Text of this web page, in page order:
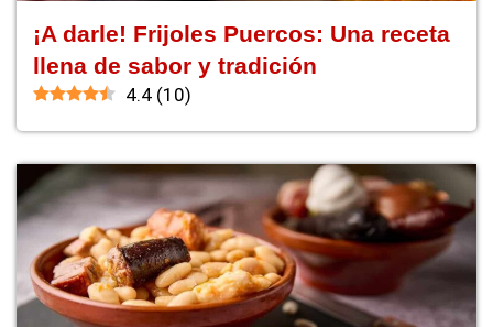
¡A darle! Frijoles Puercos: Una receta
llena de sabor y tradición
4.4 (10)